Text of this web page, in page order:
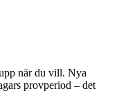
när du vill. Nya
provperiod – det